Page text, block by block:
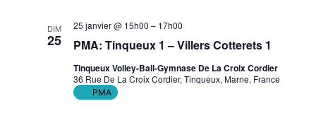
DIM
25 PMA: Tinqueux 1 – Villers Cotterets 1
25 janvier @ 15h00 – 17h00
Tinqueux Volley-Ball-Gymnase De La Croix Cordier
36 Rue De La Croix Cordier, Tinqueux, Marne, France
PMA